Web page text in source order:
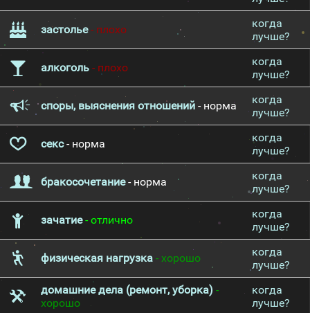
застолье- плохо
когда
лучше?
алкоголь - плохо
когда
лучше?
споры, выяснения отношений - норма
когда
лучше?
секс- норма
когда
лучше?
бракосочетание- норма
когда
лучше?
зачатие- отлично
когда
лучше?
физическая нагрузка - хорошо
когда
лучше?
домашние дела (ремонт, уборка) -
хорошо
когда
лучше?